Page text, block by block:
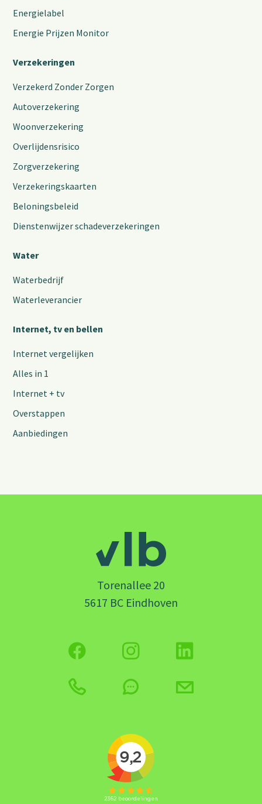
Energielabel
Energie Prijzen Monitor
Verzekeringen
Verzekerd Zonder Zorgen
Autoverzekering
Woonverzekering
Overlijdensrisico
Zorgverzekering
Verzekeringskaarten
Beloningsbeleid
Dienstenwijzer schadeverzekeringen
Water
Waterbedrijf
Waterleverancier
Internet, tv en bellen
Internet vergelijken
Alles in 1
Internet + tv
Overstappen
Aanbiedingen
Torenallee 20
5617 BC Eindhoven